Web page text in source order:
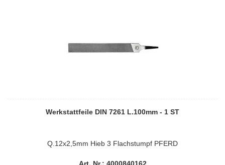
Werkstattfeile DIN 7261 L.100mm - 1 ST
Q.12x2,5mm Hieb 3 Flachstumpf PFERD